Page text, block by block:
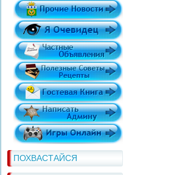
ПОХВАСТАЙСЯ